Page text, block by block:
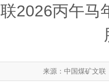
2026丙午马
来源：中国煤矿文联